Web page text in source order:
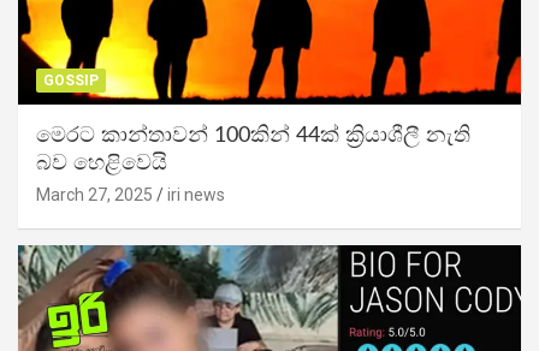
GOSSIP
මෙරට කාන්තාවන් 100කින් 44ක් ක්‍රියාශීලී නැති
බව හෙළිවෙයි
March 27, 2025 iri news